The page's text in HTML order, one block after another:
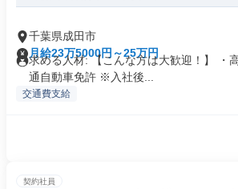
千葉県成田市
月給23万5000円～25万円
求める人材: 【こんな方は大歓迎！】 ・
通自動車免許 ※入社後...
交通費支給
契約社員